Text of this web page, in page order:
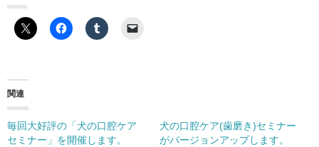
関連
毎回大好評の「犬の口腔ケア
セミナー」を開催します。
犬の口腔ケア(歯磨き)セミナー
がバージョンアップします。